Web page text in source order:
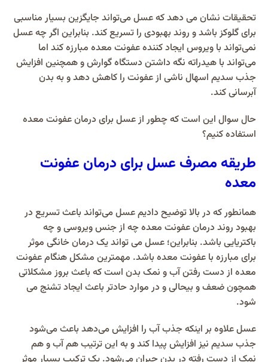
تحقیقات نشان می دهد که عسل می‌تواند جایگزین بسیار مناسبی
برای گلوکز باشد و روند بهبودی را تسریع کند. بنابراین اگر چه عسل
نمی‌تواند با ویروس ایجاد کننده عفونت معده مبارزه کند اما
می‌تواند با هیدراته نگه داشتن دستگاه گوارش و همچنین افزایش
جذب سدیم اسهال ناشی از عفونت را کاهش دهد و به بدن
آبرسانی کند.
حال سوال این است که چطور از عسل برای درمان عفونت معده
استفاده کنیم؟
طریقه مصرف عسل برای درمان عفونت
معده
همانطور که در بالا توضیح دادیم عسل می‌تواند باعث تسریع در
بهبود روند درمان عفونت معده چه از جنس ویروسی و چه
باکتریایی باشد. بنابراین؛ عسل می تواند یک درمان خانگی موثر
برای مبارزه با عفونت معده باشد. مهمترین مشکل هنگام عفونت
معده از دست رفتن آب و نمک بدن است که باعث بروز مشکلاتی
همچون ضعف و بیحالی و در موارد حادتر باعث ایجاد تشنج می
شود.
عسل علاوه بر اینکه جذب آب را افزایش می‌دهد باعث می‌شود
جذب سدیم نیز افزایش پیدا کند و به این ترتیب هم آب و هم